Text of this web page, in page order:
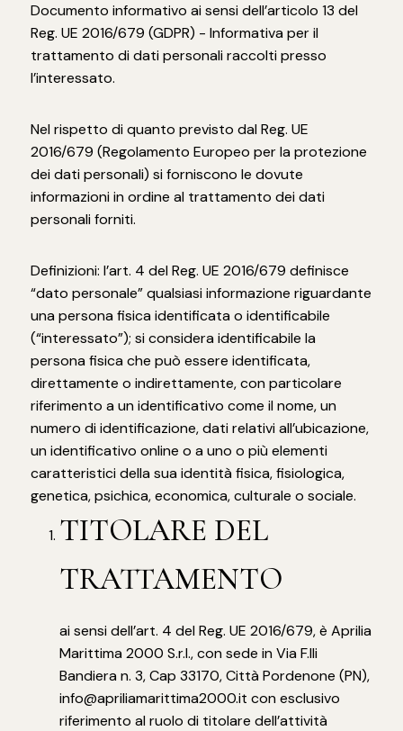
Documento informativo ai sensi dell’articolo 13 del
Reg. UE 2016/679 (GDPR) - Informativa per il
trattamento di dati personali raccolti presso
l’interessato.
Nel rispetto di quanto previsto dal Reg. UE
2016/679 (Regolamento Europeo per la protezione
dei dati personali) si forniscono le dovute
informazioni in ordine al trattamento dei dati
personali forniti.
Definizioni: l’art. 4 del Reg. UE 2016/679 definisce
“dato personale” qualsiasi informazione riguardante
una persona fisica identificata o identificabile
(“interessato”); si considera identificabile la
persona fisica che può essere identificata,
direttamente o indirettamente, con particolare
riferimento a un identificativo come il nome, un
numero di identificazione, dati relativi all’ubicazione,
un identificativo online o a uno o più elementi
caratteristici della sua identità fisica, fisiologica,
genetica, psichica, economica, culturale o sociale.
TITOLARE DEL
TRATTAMENTO
ai sensi dell’art. 4 del Reg. UE 2016/679, è Aprilia
Marittima 2000 S.r.l., con sede in Via F.lli
Bandiera n. 3, Cap 33170, Città Pordenone (PN),
info@apriliamarittima2000.it con esclusivo
riferimento al ruolo di titolare dell’attività